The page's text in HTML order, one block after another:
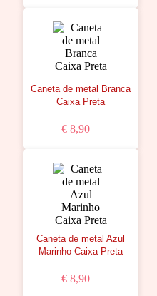
Caneta de metal Branca
Caixa Preta
€ 8,90
Caneta de metal Azul
Marinho Caixa Preta
€ 8,90